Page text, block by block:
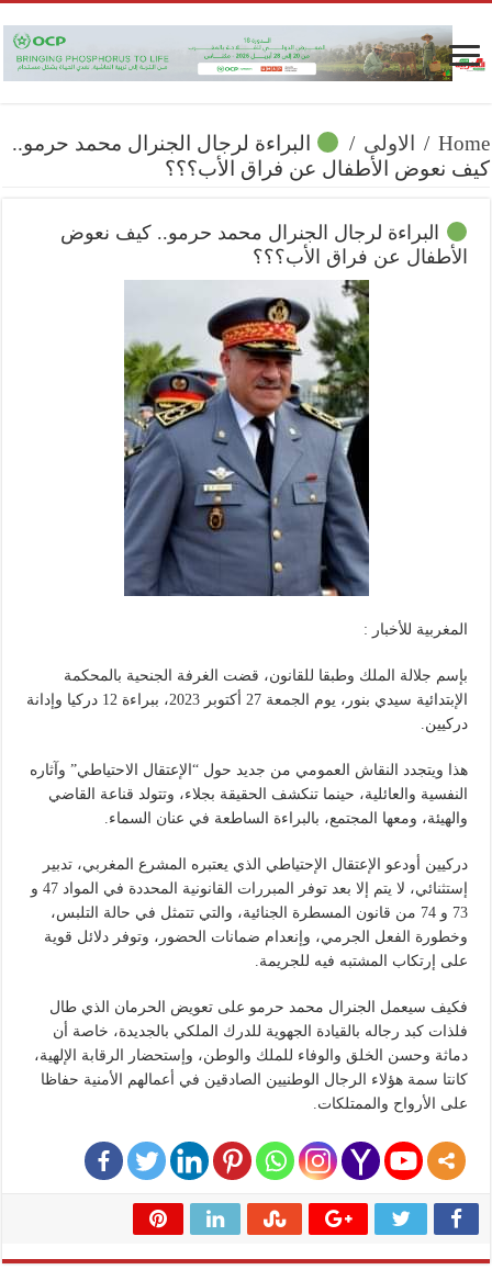
Home
/ الاولى /
البراءة لرجال الجنرال محمد حرمو..
كيف نعوض الأطفال عن فراق الأب؟؟؟
البراءة لرجال الجنرال محمد حرمو.. كيف نعوض
الأطفال عن فراق الأب؟؟؟
المغربية للأخبار :
بإسم جلالة الملك وطبقا للقانون، قضت الغرفة الجنحية بالمحكمة
الإبتدائية سيدي بنور، يوم الجمعة 27 أكتوبر 2023، ببراءة 12 دركيا وإدانة
دركيين.
هذا ويتجدد النقاش العمومي من جديد حول “الإعتقال الاحتياطي” وآثاره
النفسية والعائلية، حينما تنكشف الحقيقة بجلاء، وتتولد قناعة القاضي
والهيئة، ومعها المجتمع، بالبراءة الساطعة في عنان السماء.
دركيين أودعو الإعتقال الإحتياطي الذي يعتبره المشرع المغربي، تدبير
إستثنائي، لا يتم إلا بعد توفر المبررات القانونية المحددة في المواد 47 و
73 و 74 من قانون المسطرة الجنائية، والتي تتمثل في حالة التلبس،
وخطورة الفعل الجرمي، وإنعدام ضمانات الحضور، وتوفر دلائل قوية
على إرتكاب المشتبه فيه للجريمة.
فكيف سيعمل الجنرال محمد حرمو على تعويض الحرمان الذي طال
فلذات كبد رجاله بالقيادة الجهوية للدرك الملكي بالجديدة، خاصة أن
دماثة وحسن الخلق والوفاء للملك والوطن، وإستحضار الرقابة الإلهية،
كانتا سمة هؤلاء الرجال الوطنيين الصادقين في أعمالهم الأمنية حفاظا
على الأرواح والممتلكات.